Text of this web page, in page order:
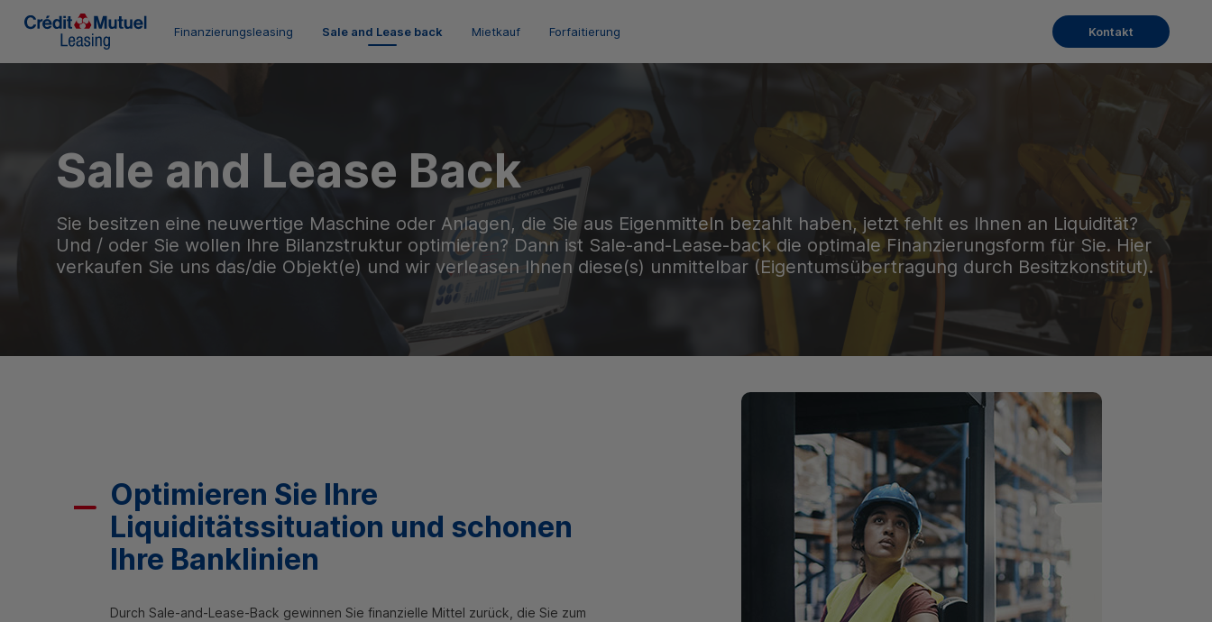
Finanzierungsleasing Sale and Lease back Mietkauf Forfaitierung Kontakt
Sale and Lease Back
Sie besitzen eine neuwertige Maschine oder Anlagen, die Sie aus Eigenmitteln bezahlt haben, jetzt fehlt es Ihnen an Liquidität?
Und / oder Sie wollen Ihre Bilanzstruktur optimieren? Dann ist Sale-and-Lease-back die optimale Finanzierungsform für Sie. Hier
verkaufen Sie uns das/die Objekt(e) und wir verleasen Ihnen diese(s) unmittelbar (Eigentumsübertragung durch Besitzkonstitut).
Optimieren Sie Ihre
Liquiditätssituation und schonen
Ihre Banklinien
Durch Sale-and-Lease-Back gewinnen Sie finanzielle Mittel zurück, die Sie zum